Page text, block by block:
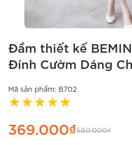
Đầm thiết kế
Đính Cườm Dáng
Mã sản phẩm: B702
★★★★★
369.000₫580.000₫